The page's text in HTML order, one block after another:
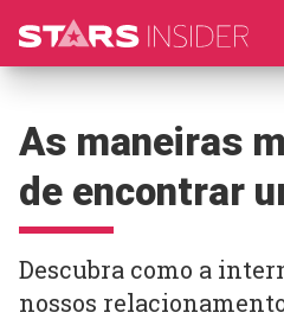
As maneiras
de encontrar
Descubra como a
nossos